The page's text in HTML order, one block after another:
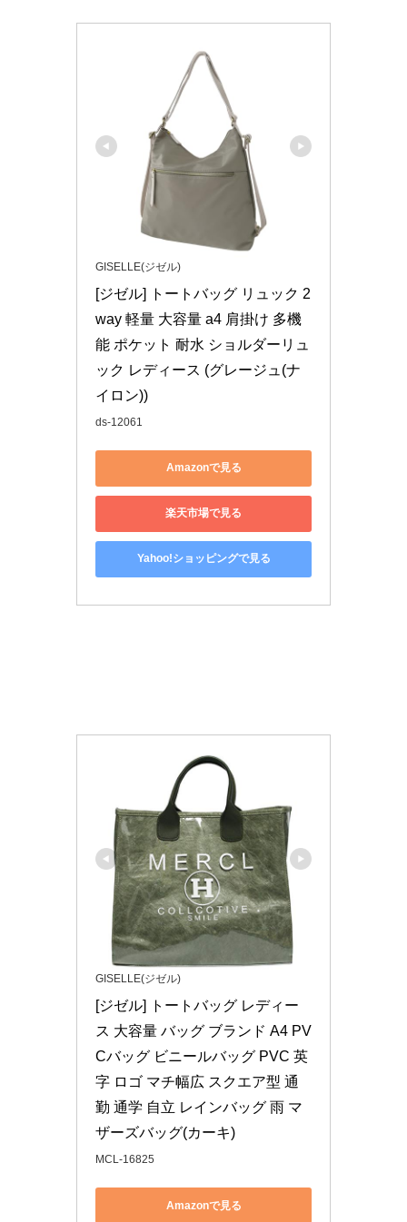
GISELLE(ジゼル)
[ジゼル] トートバッグ リュック 2
way 軽量 大容量 a4 肩掛け 多機
能 ポケット 耐水 ショルダーリュ
ック レディース (グレージュ(ナ
イロン))
ds-12061
Amazonで見る
楽天市場で見る
Yahoo!ショッピングで見る
GISELLE(ジゼル)
[ジゼル] トートバッグ レディー
ス 大容量 バッグ ブランド A4 PV
Cバッグ ビニールバッグ PVC 英
字 ロゴ マチ幅広 スクエア型 通
勤 通学 自立 レインバッグ 雨 マ
ザーズバッグ(カーキ)
MCL-16825
Amazonで見る